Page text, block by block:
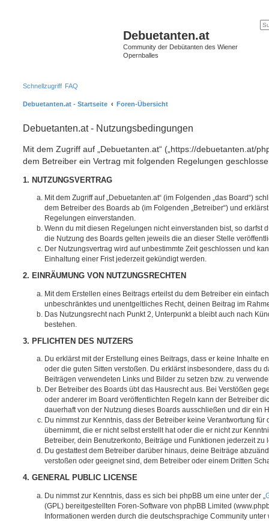
Debuetanten.at
Community der Debütanten des Wiener
Opernballes
Schnellzugriff FAQ
Debuetanten.at - Startseite Foren-Übersicht
Debuetanten.at - Nutzungsbedingungen
Mit dem Zugriff auf „Debuetanten.at“ („https://debuetanten.at/
dem Betreiber ein Vertrag mit folgenden Regelungen
1. NUTZUNGSVERTRAG
Mit dem Zugriff auf „Debuetanten.at“ (im Folgenden „das Board“)
dem Betreiber des Boards ab (im Folgenden „Betreiber“) und
Regelungen einverstanden.
Wenn du mit diesen Regelungen nicht einverstanden bist, so darfst
die Nutzung des Boards gelten jeweils die an dieser Stelle
Der Nutzungsvertrag wird auf unbestimmte Zeit geschlossen und
Einhaltung einer Frist jederzeit gekündigt werden.
2. EINRÄUMUNG VON NUTZUNGSRECHTEN
Mit dem Erstellen eines Beitrags erteilst du dem Betreiber ein
unbeschränktes und unentgeltliches Recht, deinen Beitrag im
Das Nutzungsrecht nach Punkt 2, Unterpunkt a bleibt auch nach
bestehen.
3. PFLICHTEN DES NUTZERS
Du erklärst mit der Erstellung eines Beitrags, dass er keine Inhalte
oder die guten Sitten verstoßen. Du erklärst insbesondere, dass du
Beiträgen verwendeten Links und Bilder zu setzen bzw. zu
Der Betreiber des Boards übt das Hausrecht aus. Bei Verstößen
oder anderer im Board veröffentlichten Regeln kann der Betreiber
dauerhaft von der Nutzung dieses Boards ausschließen und dir ein
Du nimmst zur Kenntnis, dass der Betreiber keine Verantwortung für
übernimmt, die er nicht selbst erstellt hat oder die er nicht zur
Betreiber, dein Benutzerkonto, Beiträge und Funktionen jederzeit zu
Du gestattest dem Betreiber darüber hinaus, deine Beiträge
verstoßen oder geeignet sind, dem Betreiber oder einem Dritten
4. GENERAL PUBLIC LICENSE
Du nimmst zur Kenntnis, dass es sich bei phpBB um eine unter der „
(GPL) bereitgestellten Foren-Software von phpBB Limited
Informationen werden durch die deutschsprachige Community unter